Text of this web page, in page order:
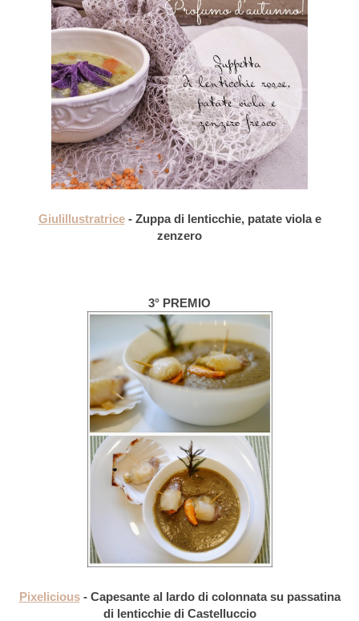
Giulillustratrice- Zuppa di lenticchie, patate viola e
zenzero
3° PREMIO
Pixelicious- Capesante al lardo di colonnata su passatina
di lenticchie di Castelluccio